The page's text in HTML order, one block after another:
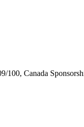
Canada